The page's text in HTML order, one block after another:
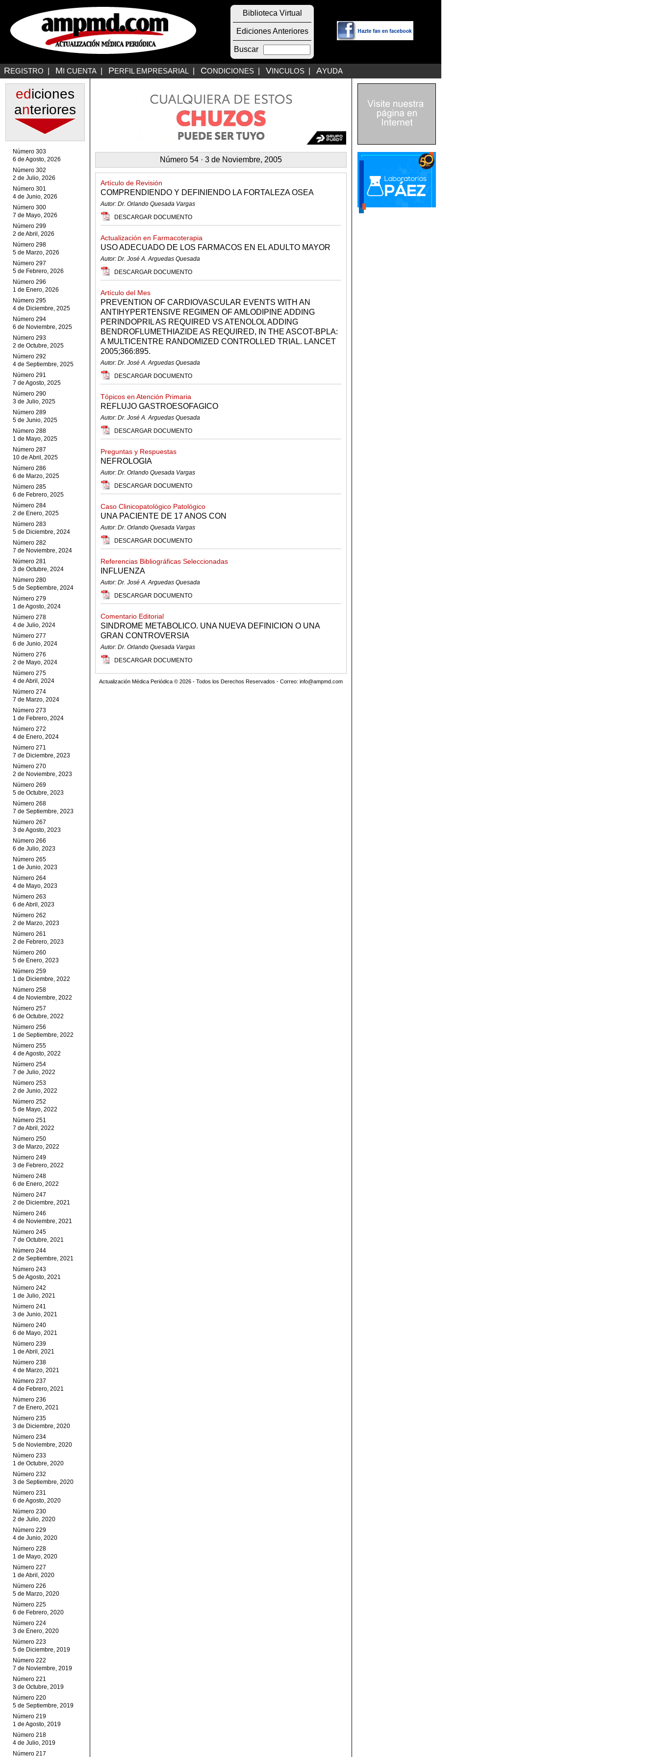
Biblioteca Virtual
Ediciones Anteriores
Buscar
REGISTRO MI CUENTA PERFIL EMPRESARIAL CONDICIONES VINCULOS AYUDA
ediciones
anteriores
Número 303
6 de Agosto, 2026
Número 302
2 de Julio, 2026
Número 301
4 de Junio, 2026
Número 300
7 de Mayo, 2026
Número 299
2 de Abril, 2026
Número 298
5 de Marzo, 2026
Número 297
5 de Febrero, 2026
Número 296
1 de Enero, 2026
Número 295
4 de Diciembre, 2025
Número 294
6 de Noviembre, 2025
Número 293
2 de Octubre, 2025
Número 292
4 de Septiembre, 2025
Número 291
7 de Agosto, 2025
Número 290
3 de Julio, 2025
Número 289
5 de Junio, 2025
Número 288
1 de Mayo, 2025
Número 287
10 de Abril, 2025
Número 286
6 de Marzo, 2025
Número 285
6 de Febrero, 2025
Número 284
2 de Enero, 2025
Número 283
5 de Diciembre, 2024
Número 282
7 de Noviembre, 2024
Número 281
3 de Octubre, 2024
Número 280
5 de Septiembre, 2024
Número 279
1 de Agosto, 2024
Número 278
4 de Julio, 2024
Número 277
6 de Junio, 2024
Número 276
2 de Mayo, 2024
Número 275
4 de Abril, 2024
Número 274
7 de Marzo, 2024
Número 273
1 de Febrero, 2024
Número 272
4 de Enero, 2024
Número 271
7 de Diciembre, 2023
Número 270
2 de Noviembre, 2023
Número 269
5 de Octubre, 2023
Número 268
7 de Septiembre, 2023
Número 267
3 de Agosto, 2023
Número 266
6 de Julio, 2023
Número 265
1 de Junio, 2023
Número 264
4 de Mayo, 2023
Número 263
6 de Abril, 2023
Número 262
2 de Marzo, 2023
Número 261
2 de Febrero, 2023
Número 260
5 de Enero, 2023
Número 259
1 de Diciembre, 2022
Número 258
4 de Noviembre, 2022
Número 257
6 de Octubre, 2022
Número 256
1 de Septiembre, 2022
Número 255
4 de Agosto, 2022
Número 254
7 de Julio, 2022
Número 253
2 de Junio, 2022
Número 252
5 de Mayo, 2022
Número 251
7 de Abril, 2022
Número 250
3 de Marzo, 2022
Número 249
3 de Febrero, 2022
Número 248
6 de Enero, 2022
Número 247
2 de Diciembre, 2021
Número 246
4 de Noviembre, 2021
Número 245
7 de Octubre, 2021
Número 244
2 de Septiembre, 2021
Número 243
5 de Agosto, 2021
Número 242
1 de Julio, 2021
Número 241
3 de Junio, 2021
Número 240
6 de Mayo, 2021
Número 239
1 de Abril, 2021
Número 238
4 de Marzo, 2021
Número 237
4 de Febrero, 2021
Número 236
7 de Enero, 2021
Número 235
3 de Diciembre, 2020
Número 234
5 de Noviembre, 2020
Número 233
1 de Octubre, 2020
Número 232
3 de Septiembre, 2020
Número 231
6 de Agosto, 2020
Número 230
2 de Julio, 2020
Número 229
4 de Junio, 2020
Número 228
1 de Mayo, 2020
Número 227
1 de Abril, 2020
Número 226
5 de Marzo, 2020
Número 225
6 de Febrero, 2020
Número 224
3 de Enero, 2020
Número 223
5 de Diciembre, 2019
Número 222
7 de Noviembre, 2019
Número 221
3 de Octubre, 2019
Número 220
5 de Septiembre, 2019
Número 219
1 de Agosto, 2019
Número 218
4 de Julio, 2019
Número 217
Número 54 · 3 de Noviembre, 2005
Artículo de Revisión
COMPRENDIENDO Y DEFINIENDO LA FORTALEZA OSEA
Autor: Dr. Orlando Quesada Vargas
DESCARGAR DOCUMENTO
Actualización en Farmacoterapia
USO ADECUADO DE LOS FARMACOS EN EL ADULTO MAYOR
Autor: Dr. José A. Arguedas Quesada
DESCARGAR DOCUMENTO
Artículo del Mes
PREVENTION OF CARDIOVASCULAR EVENTS WITH AN
ANTIHYPERTENSIVE REGIMEN OF AMLODIPINE ADDING
PERINDOPRIL AS REQUIRED VS ATENOLOL ADDING
BENDROFLUMETHIAZIDE AS REQUIRED, IN THE ASCOT-BPLA:
A MULTICENTRE RANDOMIZED CONTROLLED TRIAL. LANCET
2005;366:895.
Autor: Dr. José A. Arguedas Quesada
DESCARGAR DOCUMENTO
Tópicos en Atención Primaria
REFLUJO GASTROESOFAGICO
Autor: Dr. José A. Arguedas Quesada
DESCARGAR DOCUMENTO
Preguntas y Respuestas
NEFROLOGIA
Autor: Dr. Orlando Quesada Vargas
DESCARGAR DOCUMENTO
Caso Clinicopatológico Patológico
UNA PACIENTE DE 17 ANOS CON
Autor: Dr. Orlando Quesada Vargas
DESCARGAR DOCUMENTO
Referencias Bibliográficas Seleccionadas
INFLUENZA
Autor: Dr. José A. Arguedas Quesada
DESCARGAR DOCUMENTO
Comentario Editorial
SINDROME METABOLICO. UNA NUEVA DEFINICION O UNA
GRAN CONTROVERSIA
Autor: Dr. Orlando Quesada Vargas
DESCARGAR DOCUMENTO
Actualización Médica Periódica © 2026 - Todos los Derechos Reservados - Correo: info@ampmd.com